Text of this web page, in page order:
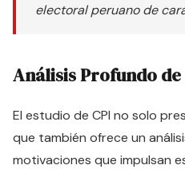
electoral peruano de
Análisis Profundo
El estudio de CPI no solo
que también ofrece un
motivaciones que impulsan